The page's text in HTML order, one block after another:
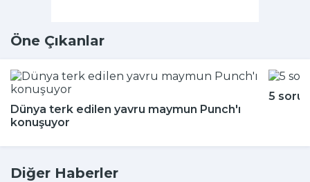
Öne Çıkanlar
Dünya terk edilen yavru maymun Punch'ı
konuşuyor
5
Diğer Haberler